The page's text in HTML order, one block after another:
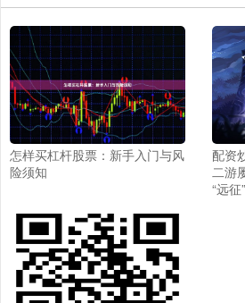
怎样买杠杆股票：新手入门与风
险须知
配资
二游
“远征”